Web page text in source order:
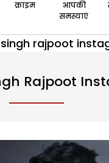
क्राइम
आपकी
समस्याएं
rajpoot
Rajpoot